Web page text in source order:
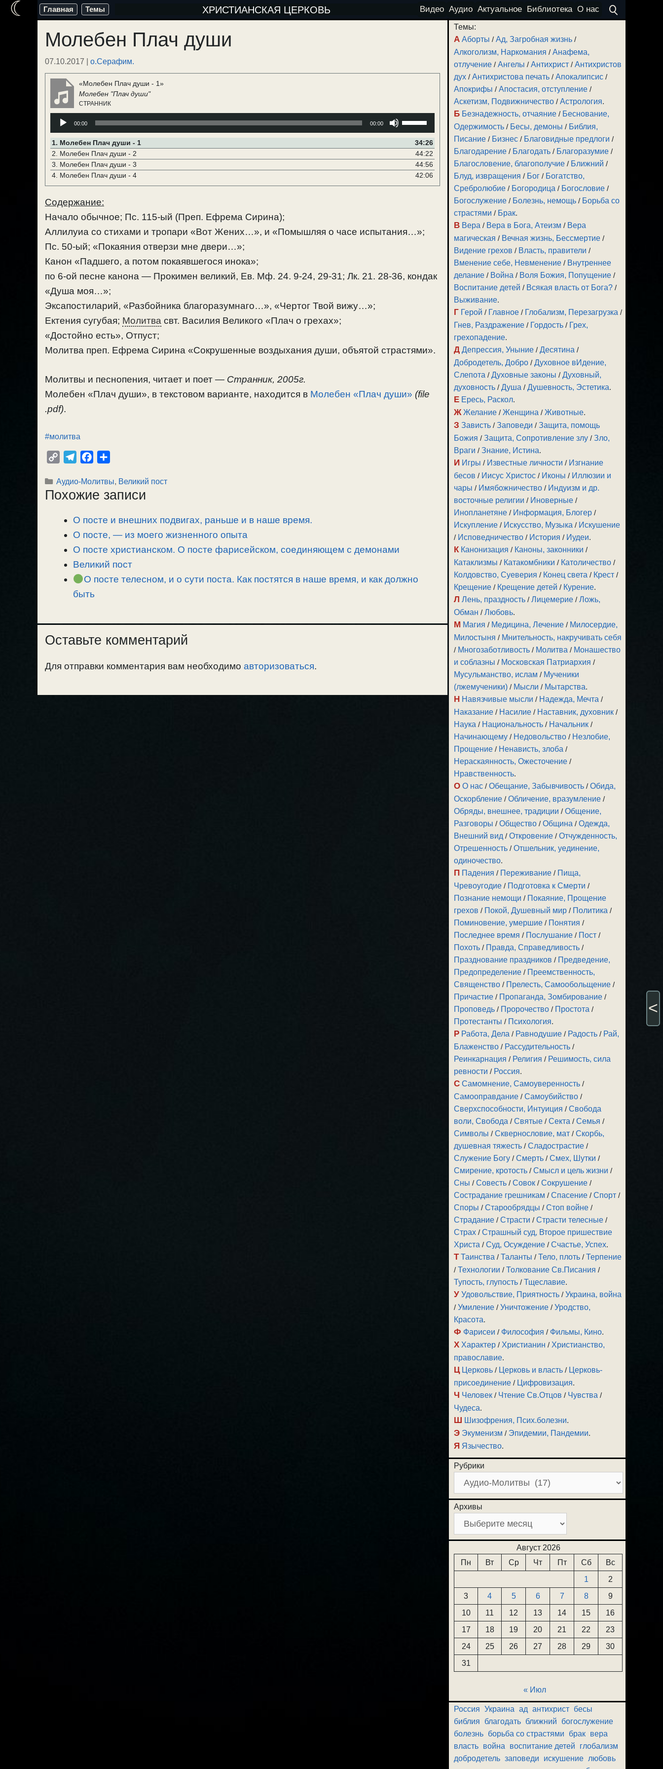
Перейти
содержимому
Главная Темы ХРИСТИАНСКАЯ ЦЕРКОВЬ Видео Аудио Актуальное Библиотека О нас
Молебен Плач души
07.10.2017 | о.Серафим.
«Молебен Плач души - 1»
Молебен "Плач души"
СТРАННИК
Аудиоплеер
00:00 00:00
вверх/
вниз,
чтобы
увеличить
1. Молебен Плач души - 1
34:26
2. Молебен Плач души - 2
44:22
3. Молебен Плач души - 3
44:56
4. Молебен Плач души - 4 42:06
Содержание:
Начало обычное; Пс. 115-ый (Преп. Ефрема Сирина);
Аллилуиа со стихами и тропари «Вот Жених…», и «Помышляя о часе испытания…»;
Пс. 50-ый; «Покаяния отверзи мне двери…»;
Канон «Падшего, а потом покаявшегося инока»;
по 6-ой песне канона — Прокимен великий, Ев. Мф. 24. 9-24, 29-31; Лк. 21. 28-36, кондак
«Душа моя…»;
Эксапостиларий, «Разбойника благоразумнаго…», «Чертог Твой вижу…»;
Ектения сугубая; Молитва свт. Василия Великого «Плач о грехах»;
«Достойно есть», Отпуст;
Молитва преп. Ефрема Сирина «Сокрушенные воздыхания души, объятой страстями».
Молитвы и песнопения, читает и поет — Странник, 2005г.
Молебен «Плач души», в текстовом варианте, находится в Молебен «Плач души» (file
.pdf).
#молитва
p
y
l
e
r
a
m
c
e
o
o
k
п
р
в
и
т
Рубрики
Аудио-Молитвы, Великий пост
Похожие записи
О посте и внешних подвигах, раньше и в наше время.
О посте, — из моего жизненного опыта
О посте христианском. О посте фарисейском, соединяющем с демонами
Великий пост
О посте телесном, и о сути поста. Как постятся в наше время, и как должно
быть
Оставьте комментарий
Для отправки комментария вам необходимо авторизоваться.
Темы:
А Аборты /Ад, Загробная жизнь /
Алкоголизм, Наркомания /Анафема,
отлучение /Ангелы /Антихрист /Антихристов
дух /Антихристова печать /Апокалипсис /
Апокрифы /Апостасия, отступление /
Аскетизм, Подвижничество /Астрология.
Б Безнадежность, отчаяние / Беснование,
Одержимость / Бесы, демоны / Библия,
Писание / Бизнес / Благовидные предлоги /
Благодарение / Благодать / Благоразумие /
Благословение, благополучие / Ближний /
Блуд, извращения / Бог / Богатство,
Сребролюбие / Богородица / Богословие /
Богослужение / Болезнь, немощь / Борьба со
страстями / Брак.
В Вера / Вера в Бога, Атеизм / Вера
магическая / Вечная жизнь, Бессмертие /
Видение грехов / Власть, правители /
Вменение себе, Невменение / Внутреннее
делание / Война / Воля Божия, Попущение /
Воспитание детей / Всякая власть от Бога? /
Выживание.
Г Герой / Главное / Глобализм, Перезагрузка /
Гнев, Раздражение / Гордость / Грех,
грехопадение.
Д Депрессия, Уныние /Десятина /
Добродетель, Добро /Духовное вИдение,
Слепота /Духовные законы /Духовный,
духовность /Душа /Душевность, Эстетика.
Е Ересь, Раскол.
Ж Желание /Женщина /Животные.
З Зависть /Заповеди /Защита, помощь
Божия /Защита, Сопротивление злу /Зло,
Враги /Знание, Истина.
И Игры / Известные личности / Изгнание
бесов / Иисус Христос / Иконы / Иллюзии и
чары / Имябожничество / Индуизм и др.
восточные религии / Иноверные /
Инопланетяне / Информация, Блогер /
Искупление / Искусство, Музыка / Искушение
/ Исповедничество / История / Иудеи.
К Канонизация / Каноны, законники /
Катаклизмы / Катакомбники / Католичество /
Колдовство, Суеверия / Конец света / Крест /
Крещение / Крещение детей / Курение.
Л Лень, праздность /Лицемерие /Ложь,
Обман /Любовь.
М Магия / Медицина, Лечение / Милосердие,
Милостыня / Мнительность, накручивать себя
/ Многозаботливость / Молитва / Монашество
и соблазны / Московская Патриархия /
Мусульманство, ислам / Мученики
(лжемученики) / Мысли / Мытарства.
Н Навязчивые мысли / Надежда, Мечта /
Наказание / Насилие / Наставник, духовник /
Наука / Национальность / Начальник /
Начинающему / Недовольство / Незлобие,
Прощение / Ненависть, злоба /
Нераскаянность, Ожесточение /
Нравственность.
О О нас /Обещание, Забывчивость /Обида,
Оскорбление /Обличение, вразумление /
Обряды, внешнее, традиции /Общение,
Разговоры /Общество /Община /Одежда,
Внешний вид /Откровение /Отчужденность,
Отрешенность /Отшельник, уединение,
одиночество.
П Падения / Переживание / Пища,
Чревоугодие / Подготовка к Смерти /
Познание немощи / Покаяние, Прощение
грехов / Покой, Душевный мир / Политика /
Поминовение, умершие / Понятия /
Последнее время / Послушание / Пост /
Похоть / Правда, Справедливость /
Празднование праздников / Предведение,
Предопределение / Преемственность,
Священство / Прелесть, Самообольщение /
Причастие / Пропаганда, Зомбирование /
Проповедь / Пророчество / Простота /
Протестанты / Психология.
Р Работа, Дела / Равнодушие / Радость / Рай,
Блаженство / Рассудительность /
Реинкарнация / Религия / Решимость, сила
ревности / Россия.
С Самомнение, Самоуверенность /
Самооправдание /Самоубийство /
Сверхспособности, Интуиция /Свобода
воли, Свобода /Святые /Секта /Семья /
Символы /Сквернословие, мат /Скорбь,
душевная тяжесть /Сладострастие /
Служение Богу /Смерть /Смех, Шутки /
Смирение, кротость /Смысл и цель жизни /
Сны /Совесть /Совок /Сокрушение /
Сострадание грешникам /Спасение /Спорт /
Споры /Старообрядцы /Стоп войне /
Страдание /Страсти /Страсти телесные /
Страх /Страшный суд, Второе пришествие
Христа /Суд, Осуждение /Счастье, Успех.
Т Таинства /Таланты /Тело, плоть /Терпение
/Технологии /Толкование Св.Писания /
Тупость, глупость /Тщеславие.
У Удовольствие, Приятность /Украина, война
/Умиление /Уничтожение /Уродство,
Красота.
Ф Фарисеи / Философия / Фильмы, Кино.
Х Характер / Христианин / Христианство,
православие.
Ц Церковь / Церковь и власть / Церковь-
присоединение / Цифровизация.
Ч Человек / Чтение Св.Отцов / Чувства /
Чудеса.
Ш Шизофрения, Псих.болезни.
Э Экуменизм / Эпидемии, Пандемии.
Я Язычество.
Рубрики
Архивы
Август 2026
Пн
Вт Ср Чт Пт Сб
Вс
1
2
3
4 5 6 7 8
9
10
11 12 13 14 15
16
17
18 19 20 21 22
23
24
25 26 27 28 29
30
31
« Июл
Россия Украина ад антихрист бесы
библия
благодать ближний
богослужение
болезнь борьба со страстями брак вера
власть война воспитание детей
глобализм
добродетель заповеди искушение любовь
☾
<